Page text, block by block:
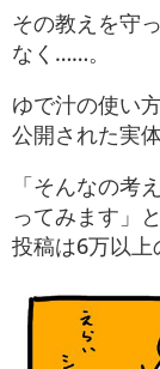
その教えを守
なく……。
ゆで汁の使い
公開された実
「そんなの考
ってみます」
投稿は6万以上